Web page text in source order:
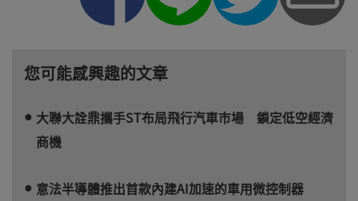
您可能感興趣的文章
大聯大詮鼎攜手ST布局飛行汽車市場 鎖定低空經濟
商機
意法半導體推出首款內建AI加速的車用微控制器